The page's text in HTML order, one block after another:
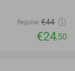
Regulier €44
€24,50